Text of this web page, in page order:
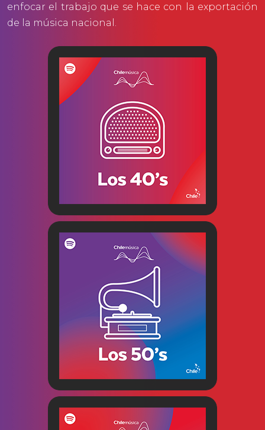
enfocar el trabajo que se hace con la exportación
de la música nacional.